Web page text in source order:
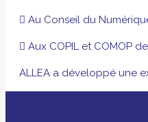
 Au Conseil du
 Aux COPIL et COMOP
ALLEA a développé une